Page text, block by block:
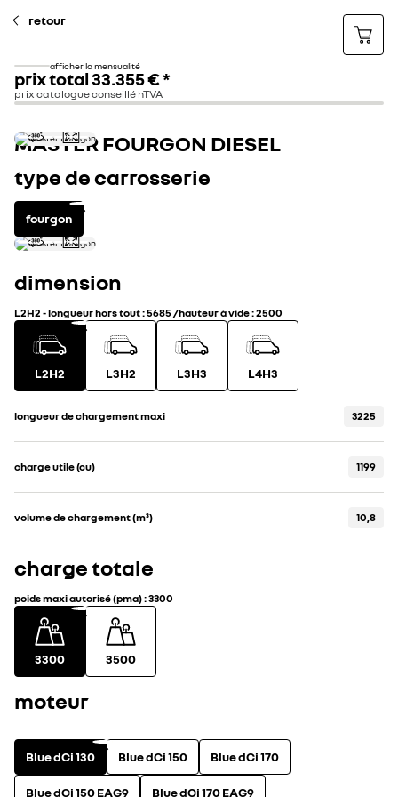
retour
afficher la mensualité
prix total33.355 €*
prix catalogue conseillé hTVA
MASTER FOURGON DIESEL
type de carrosserie
fourgon
dimension
L2H2 -longueur hors tout:5685/hauteur à vide:2500
L2H2 L3H2 L3H3 L4H3
longueur de chargement maxi 3225
charge utile (cu) 1199
volume de chargement (m³) 10,8
charge totale
poids maxi autorisé (pma):3300
3300 3500
moteur
Blue dCi 130 Blue dCi 150 Blue dCi 170
Blue dCi 150 EAG9 Blue dCi 170 EAG9